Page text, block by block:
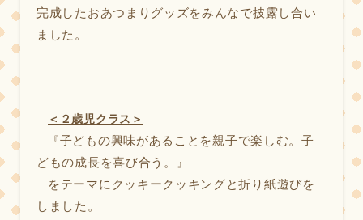
完成したおあつまりグッズをみんなで披露し合い
ました。
＜２歳児クラス＞
『 子どもの興味があることを親子で楽しむ。子
どもの成長を喜び合う。』
をテーマにクッキークッキングと折り紙遊びを
しました。